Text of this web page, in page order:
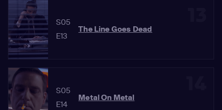
S05
E13
The Line Goes Dead
S05
E14
Metal On Metal